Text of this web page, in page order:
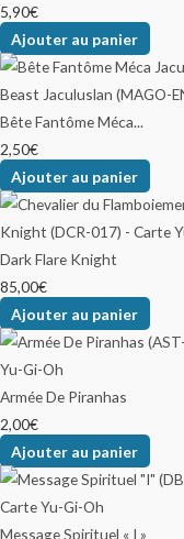
5,90€
Ajouter au panier
Bête Fantôme Méca...
2,50€
Ajouter au panier
Dark Flare Knight
85,00€
Ajouter au panier
Armée De Piranhas
2,00€
Ajouter au panier
Message Spirituel « I »